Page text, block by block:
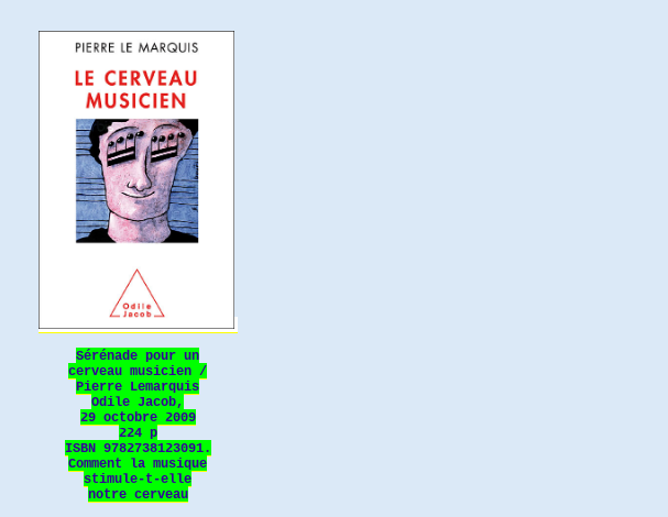
Sérénade pour un
cerveau musicien /
Pierre Lemarquis
Odile Jacob,
29 octobre 2009
224 p
ISBN 9782738123091.
Comment la musique
stimule-t-elle
notre cerveau